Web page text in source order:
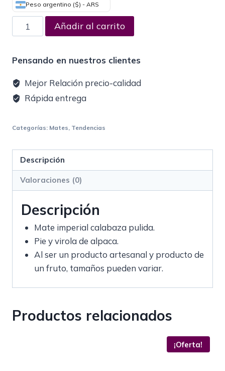
Peso argentino ($) - ARS
Añadir al carrito
Pensando en nuestros clientes
Mejor Relación precio-calidad
Rápida entrega
Categorías: Mates, Tendencias
Descripción
Valoraciones (0)
Descripción
Mate imperial calabaza pulida.
Pie y virola de alpaca.
Al ser un producto artesanal y producto de
un fruto, tamaños pueden variar.
Productos relacionados
¡Oferta!